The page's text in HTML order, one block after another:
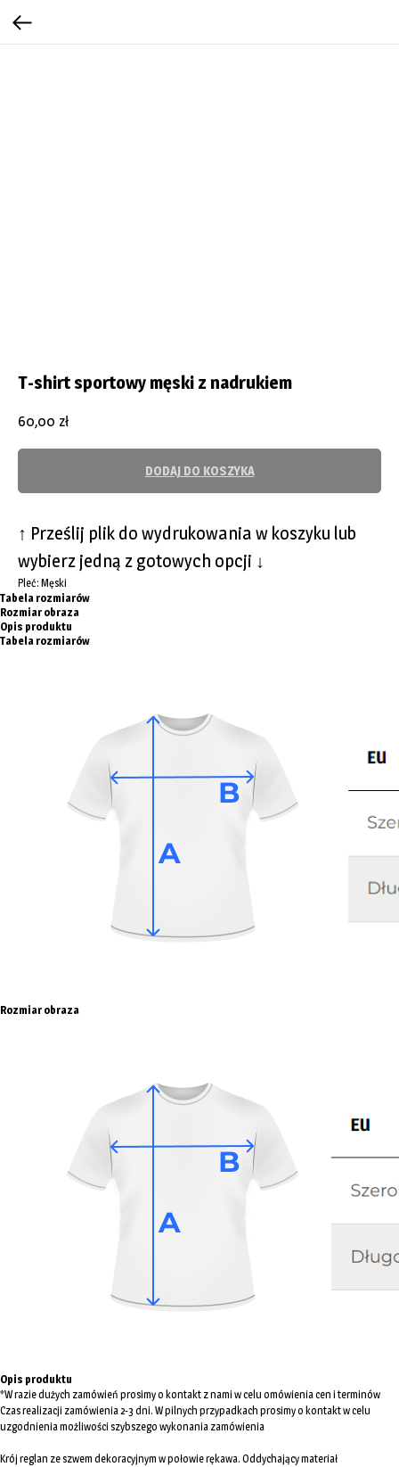
T-shirt sportowy męski z nadrukiem
60,00 zł
DODAJ DO KOSZYKA
↑ Prześlij plik do wydrukowania w koszyku lub
wybierz jedną z gotowych opcji ↓
Pleć: Męski
Tabela rozmiarów
Rozmiar obraza
Opis produktu
Tabela rozmiarów
Rozmiar obraza
Opis produktu
*W razie dużych zamówień prosimy o kontakt z nami w celu omówienia cen i terminów
Czas realizacji zamówienia 2-3 dni. W pilnych przypadkach prosimy o kontakt w celu
uzgodnienia możliwości szybszego wykonania zamówienia
Krój reglan ze szwem dekoracyjnym w połowie rękawa. Oddychający materiał